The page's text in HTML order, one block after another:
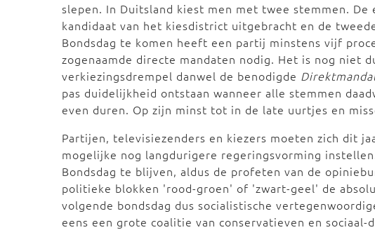
slepen. In Duitsland kiest men met twee stemmen.
kandidaat van het kiesdistrict uitgebracht en de
Bondsdag te komen heeft een partij minstens vijf
zogenaamde directe mandaten nodig. Het is nog niet
verkiezingsdrempel danwel de benodigde
pas duidelijkheid ontstaan wanneer alle stemmen
even duren. Op zijn minst tot in de late uurtjes en
Partijen, televisiezenders en kiezers moeten zich dit
mogelijke nog langdurigere regeringsvorming
Bondsdag te blijven, aldus de profeten van de
politieke blokken 'rood-groen' of 'zwart-geel' de
volgende bondsdag dus socialistische
eens een grote coalitie van conservatieven en sociaal-